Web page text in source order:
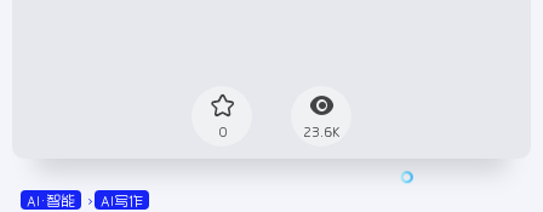
0 23.6K
AI•智能 AI写作